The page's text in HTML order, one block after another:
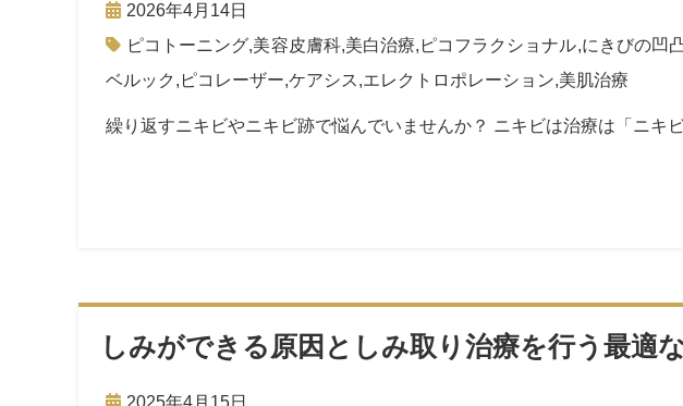
2026年4月14日
ピコトーニング,美容皮膚科,美白治療, ピコフラクショナル,にきびの凹
ベルック , ピコレーザー,ケアシス,エレクトロポレーション,美肌治療
繰り返すニキビやニキビ跡で悩んでいませんか？ ニキビは治療は「ニキ
しみができる原因としみ取り治療を行う最適
2025年4月15日